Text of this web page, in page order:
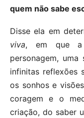
quem não sabe
Disse ela em
viva, em que a
personagem,
infinitas reflexões
os sonhos e
coragem e o
criação, do saber